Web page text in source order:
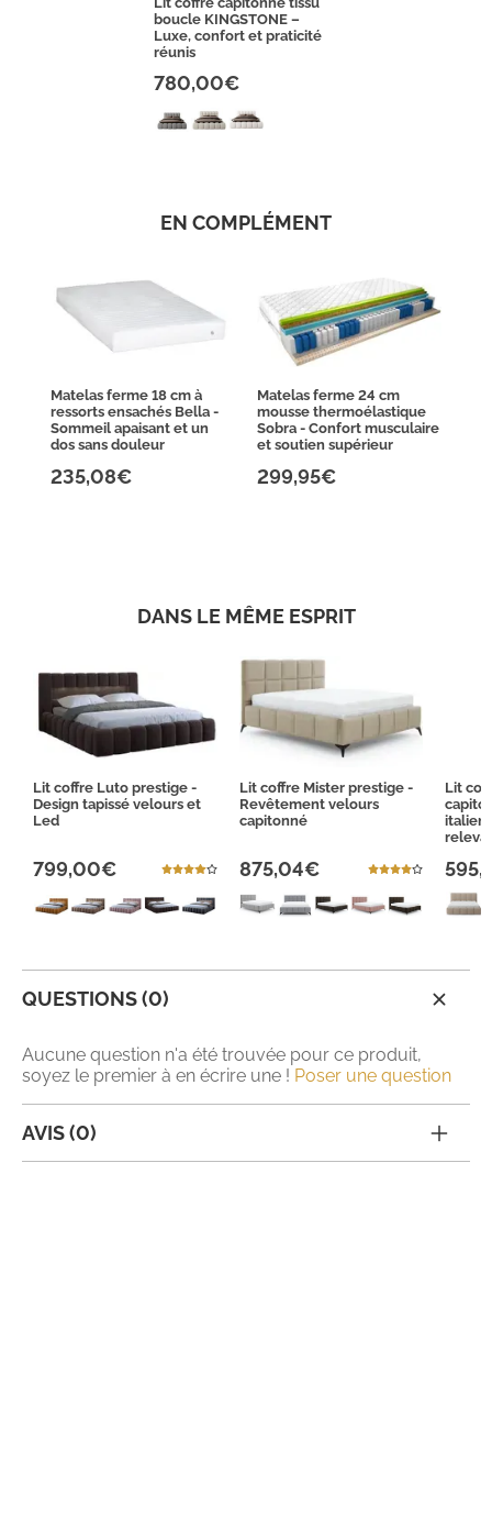
boucle KINGSTONE –
Luxe, confort et praticité
réunis
780,00€
EN COMPLÉMENT
Matelas ferme 18 cm à
ressorts ensachés Bella -
Sommeil apaisant et un
dos sans douleur
235,08€
Matelas ferme 24 cm
mousse thermoélastique
Sobra - Confort musculaire
et soutien supérieur
299,95€
DANS LE MÊME ESPRIT
Lit coffre Luto prestige -
Design tapissé velours et
Led
799,00€
Lit coffre Mister prestige -
Revêtement velours
capitonné
875,04€
Lit
italien
QUESTIONS (0)
Aucune question n'a été trouvée pour ce produit,
soyez le premier à en écrire une ! Poser une question
AVIS (0)